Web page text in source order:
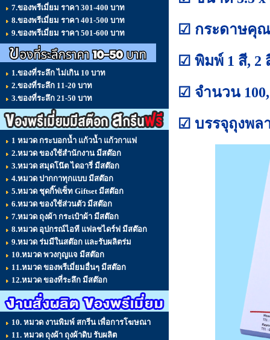
7.ของพรีเมี่ยม ราคา 301-400 บาท
8.ของพรีเมี่ยม ราคา 401-500 บาท
9.ของพรีเมี่ยม ราคา 501-600 บาท
1.ของที่ระลึก ไม่เกิน 10 บาท
2.ของที่ระลึก 11-20 บาท
3.ของที่ระลึก 21-50 บาท
1 หมวด กระบอกน้ำ แก้วน้ำ แก้วกาแฟ
2.หมวด ของใช้สำนักงาน มีสต๊อก
3.หมวด สมุดโน๊ต ไดอารี่ มีสต๊อก
4.หมวด ปากกาทุกแบบ มีสต๊อก
5.หมวด ชุดกิ๊ฟเซ็ท Giftset มีสต๊อก
6.หมวด ของใช้ส่วนตัว มีสต๊อก
7.หมวด ถุงผ้า กระเป๋าผ้า มีสต๊อก
8.หมวด อุปกรณ์ไอที แฟลชไดร์ฟ มีสต๊อก
9.หมวด ร่มมีในสต๊อก และรับผลิตร่ม
10.หมวด พวงกุญแจ มีสต๊อก
11.หมวด ของพรีเมี่ยมอื่นๆ มีสต๊อก
12.หมวด ของที่ระลึก มีสต๊อก
10. หมวด งานพิมพ์ สกรีน เพื่อการโฆษณา
11. หมวด ถุงผ้า ถุงผ้าดิบ รับผลิต
☑ กระดาษคุ
☑ พิมพ์ 1 สี, 2
☑ จำนวน
☑ บรรจุถุงพล